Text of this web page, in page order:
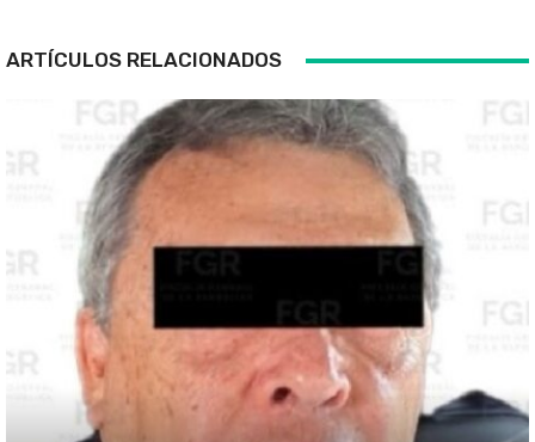
ARTÍCULOS RELACIONADOS